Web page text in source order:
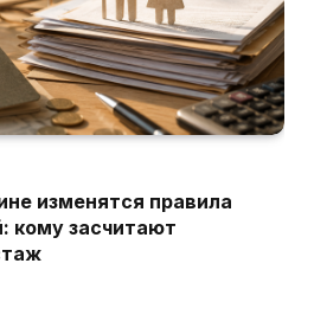
изменятся правила
кому засчитают